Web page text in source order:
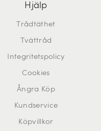
Hjälp
Trådtäthet
Tvättråd
Integritetspolicy
Cookies
Ångra Köp
Kundservice
Köpvillkor